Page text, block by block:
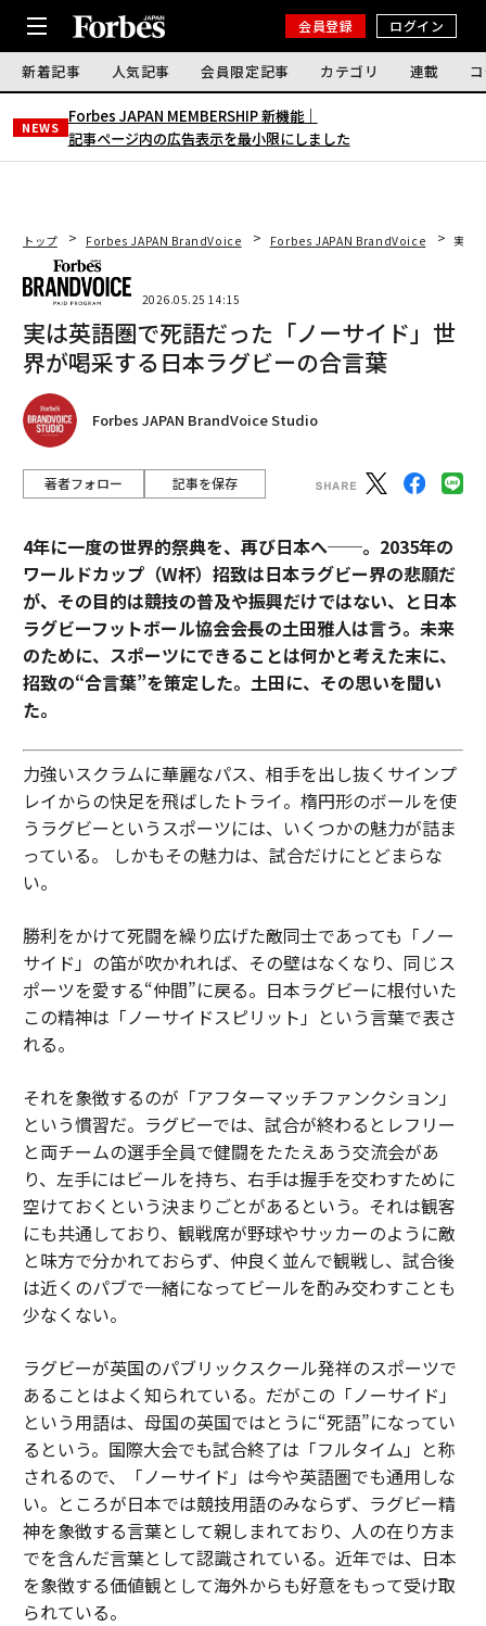
会員登録 ログイン
新着記事 人気記事 会員限定記事 カテゴリ 連載
NEWS
Forbes JAPAN MEMBERSHIP 新機能｜
記事ページ内の広告表示を最小限にしました
トップ Forbes JAPAN BrandVoice Forbes JAPAN BrandVoice 実は
2026.05.25 14:15
実は英語圏で死語だった「ノーサイド」世
界が喝采する日本ラグビーの合言葉
Forbes JAPAN BrandVoice Studio
著者フォロー 記事を保存
4年に一度の世界的祭典を、再び日本へ──。2035年の
ワールドカップ（W杯）招致は日本ラグビー界の悲願だ
が、その目的は競技の普及や振興だけではない、と日本
ラグビーフットボール協会会長の土田雅人は言う。 未来
のために、スポーツにできることは何かと考えた末に、
招致の“合言葉”を策定した。土田に、その思いを聞い
た。
力強いスクラムに華麗なパス、相手を出し抜くサインプ
レイからの快足を飛ばしたトライ。楕円形のボールを使
うラグビーというスポーツには、いくつかの魅力が詰ま
っている。 しかもその魅力は、試合だけにとどまらな
い。
勝利をかけて死闘を繰り広げた敵同士であっても「ノー
サイド」の笛が吹かれれば、その壁はなくなり、同じス
ポーツを愛する“仲間”に戻る。日本ラグビーに根付いた
この精神は「ノーサイドスピリット」という言葉で表さ
れる。
それを象徴するのが「アフターマッチファンクション」
という慣習だ。ラグビーでは、試合が終わるとレフリー
と両チームの選手全員で健闘をたたえあう交流会があ
り、左手にはビールを持ち、右手は握手を交わすために
空けておくという決まりごとがあるという。それは観客
にも共通しており、観戦席が野球やサッカーのように敵
と味方で分かれておらず、仲良く並んで観戦し、試合後
は近くのパブで一緒になってビールを酌み交わすことも
少なくない。
ラグビーが英国のパブリックスクール発祥のスポーツで
あることはよく知られている。だがこの「ノーサイド」
という用語は、母国の英国ではとうに“死語”になってい
るという。国際大会でも試合終了は「フルタイム」と称
されるので、「ノーサイド」は今や英語圏でも通用しな
い。ところが日本では競技用語のみならず、ラグビー精
神を象徴する言葉として親しまれており、人の在り方ま
でを含んだ言葉として認識されている。近年では、日本
を象徴する価値観として海外からも好意をもって受け取
られている。